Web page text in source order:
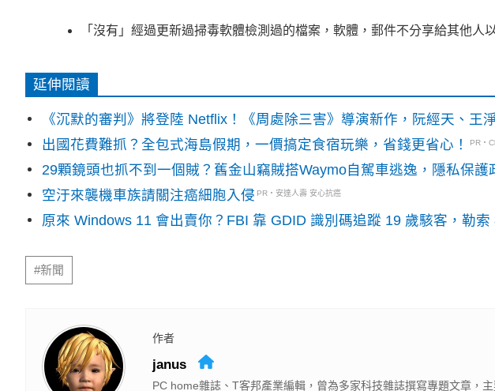
「沒有」經過更新過掃毒軟體檢測過的檔案，軟體，郵件不分享給其他人
延伸閱讀
《沉默的審判》將登陸 Netflix！《周處除三害》導演新作，阮經天、王
出國花費難抓？全包式海島假期，一價搞定食宿玩樂，省錢更省心！
PR・
29顆鏡頭也抓不到一個賊？舊金山竊賊搭Waymo自駕車逃逸，隱私保護
空汙來襲機車族請關注癌細胞入侵 PR・安達人壽 安心抗癌
原來 Windows 11 會出賣你？FBI 靠 GDID 識別碼追蹤 19 歲駭客，勒
#新聞
作者
janus
PC home雜誌、T客邦產業編輯，曾為多家科技雜誌撰寫專題文章，